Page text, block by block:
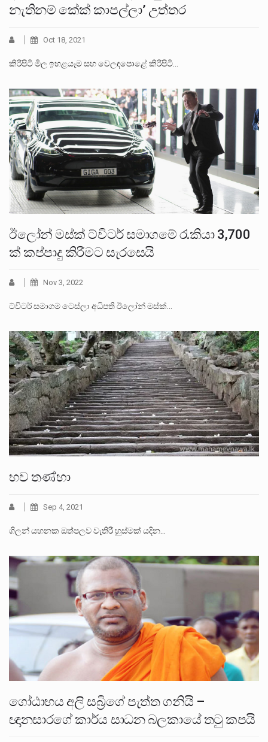
නැතිනම් කේක් කාපල්ලා’ උත්තර
Oct 18, 2021
කිරිපිටි මිල ඉහළයෑම සහ වෙලඳපොළේ කිරිපිටි…
ඊලෝන් මස්ක් ට්විටර් සමාගමේ රැකියා 3,700
ක් කප්පාදු කිරීමට සැරසෙයි
Nov 3, 2022
ට්විටර් සමාගම ටෙස්ලා අධිපති ඊලෝන් මස්ක්…
භව තණ්හා
Sep 4, 2021
ගිලන් යහනක ඔත්පලව වැතිරී හුස්මක් යදින…
ගෝඨාභය අලි සබ්‍රිගේ පැත්ත ගනියි –
ඥානසාරගේ කාර්ය සාධන බලකායේ තටු කපයි